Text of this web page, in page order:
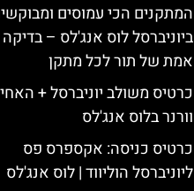
המתקנים הכי עמוסים
ביוניברסל לוס אנג'לס – בדיקה
אמת של תור לכל מתקן
כרטיס משולב יוניברסל +
וורנר בלוס אנג'לס
כרטיס כניסה: אקספרס פס
ליוניברסל הוליווד | לוס אנג'לס